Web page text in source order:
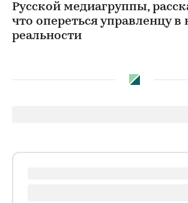
Русской медиагруппы,
что опереться управленцу в
реальности